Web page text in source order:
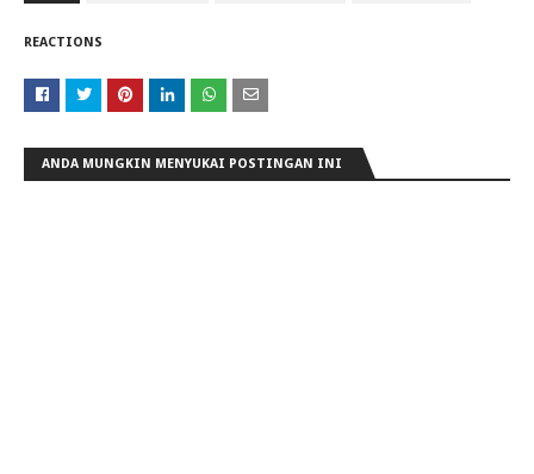
REACTIONS
ANDA MUNGKIN MENYUKAI POSTINGAN INI